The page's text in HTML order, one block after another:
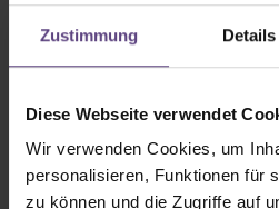
Zustimmung Details
Diese Webseite verwendet
Wir verwenden Cookies, um
personalisieren, Funktionen für
zu können und die Zugriffe auf